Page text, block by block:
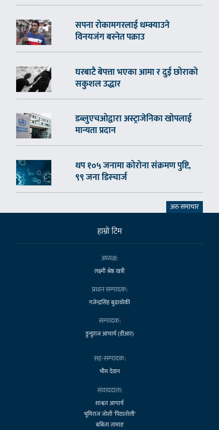
सपना रोकामगरलाई धम्क्याउने
विनयजंग बस्नेत पक्राउ
घरबाटै बेपत्ता भएका आमा र दुई छोराको
सकुशल उद्धार
डब्लुएचओद्वारा अस्ट्राजेनिका खोपलाई
मान्यता प्रदान
थप १०५ जनामा कोरोना संक्रमण पुष्टि,
९९ जना डिस्चार्ज
अरु समाचार
हाम्राे टिम
अध्यक्ष:
लक्ष्मी श्रेष्ठ खत्री
प्रधान सम्पादक:
गजेन्द्रसिंह बुढाथोकी
सम्पादक:
डुन्डुराज आचार्य (डीआर)
सह-सम्पादक:
भीम देवान
संवाददाता:
शाश्वत आचार्य
भूमिराज जोशी 'पिठातोली'
बबिता तामाङ